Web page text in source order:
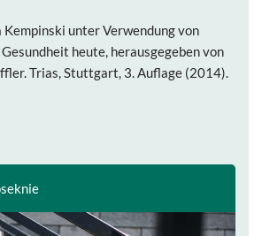
Kempinski unter Verwendung von
heute, herausgegeben von
Trias, Stuttgart, 3. Auflage (2014).